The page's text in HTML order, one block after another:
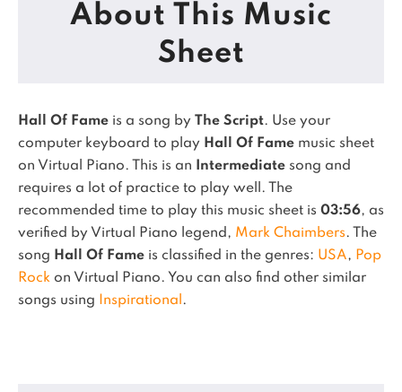
About This Music
Sheet
Hall Of Fame is a song by The Script. Use your
computer keyboard to play Hall Of Fame music sheet
on Virtual Piano.
This is an Intermediate song and
requires a lot of practice to play well.
The
recommended time to play this music sheet is 03:56, as
verified by Virtual Piano legend, Mark Chaimbers.
The
song Hall Of Fame is classified in the genres: USA, Pop
Rock on Virtual Piano. You can also find other similar
songs using
Inspirational .